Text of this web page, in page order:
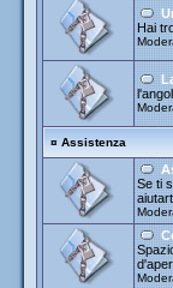
Hai
¤ Assistenza
Se ti